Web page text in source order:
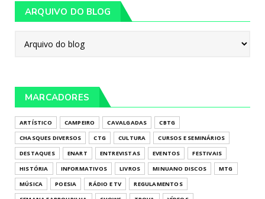
ARQUIVO DO BLOG
MARCADORES
ARTÍSTICO CAMPEIRO CAVALGADAS
CBTG
CHASQUES DIVERSOS
CTG CULTURA
CURSOS E SEMINÁRIOS
DESTAQUES
ENART ENTREVISTAS EVENTOS
FESTIVAIS
HISTÓRIA
INFORMATIVOS LIVROS MINUANO DISCOS
MTG
MÚSICA
POESIA RÁDIO E TV
REGULAMENTOS